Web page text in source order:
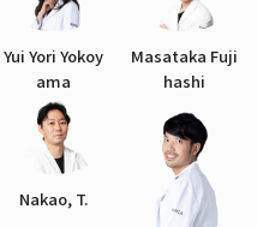
Yui Yori Yokoy
ama
Masataka Fuji
hashi
Nakao, T.